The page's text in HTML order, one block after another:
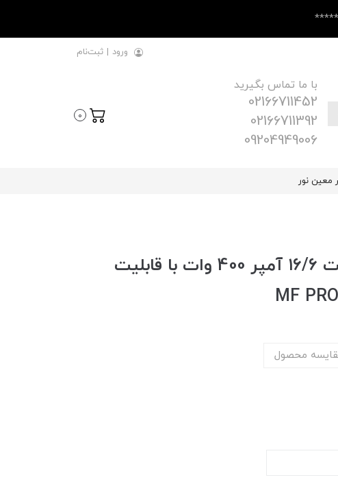
ورود | ثبت‌نام
با ما تماس بگیرید
02166711452
02166711392
09204949006
0
معین نور
سوییچینگ‌ اسلیم ۲۴ ولت ۱۶/۶ آمپر 400 وات با قابلیت
محصول